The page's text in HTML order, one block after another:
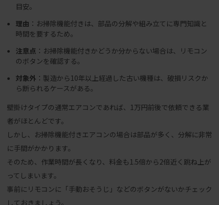
目安。
理由 ：お掃除機能付きは、部品の分解や組み立てに専門知識と
時間を要するため。
注意点 ：お掃除機能付きかどうか分からない場合は、リモコン
のボタンを確認する。
対象外：製造から10年以上経過した古い機種は、破損リスクか
ら断られるケースがある。
壁掛けタイプの通常エアコンであれば、1万円前後で依頼できる業
者がほとんどです。
しかし、お掃除機能付きエアコンの場合は部品が多く、分解に非常
に手間がかかります。
そのため、作業時間が長くなり、料金も1.5倍から2倍近く跳ね上が
ってしまいます。
事前にリモコンに「手動おそうじ」などのボタンがないかチェック
しておきましょう。